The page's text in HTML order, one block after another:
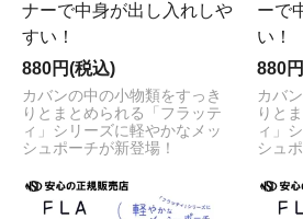
ナーで中身が出し入れしや
すい！
880円(税込)
カバンの中の小物類をすっき
りとまとめられる「フラッテ
ィ」シリーズに軽やかなメッ
シュポーチが新登場！
ーで
い！
880
カバ
りと
ィ」
シュ